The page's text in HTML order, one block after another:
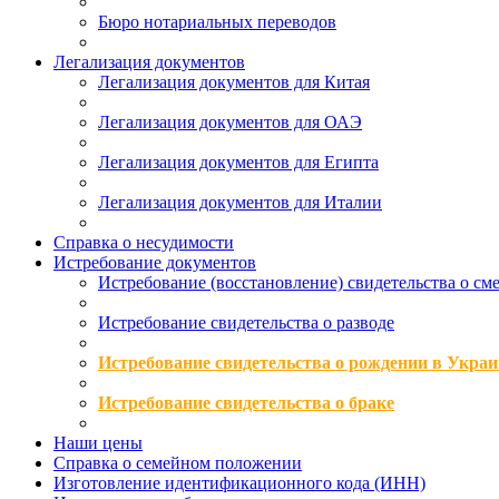
Бюро нотариальных переводов
Легализация документов
Легализация документов для Китая
Легализация документов для ОАЭ
Легализация документов для Египта
Легализация документов для Италии
Справка о несудимости
Истребование документов
Истребование (восстановление) свидетельства о
Истребование свидетельства о разводе
Истребование свидетельства о рождении в
Истребование свидетельства о браке
Наши цены
Справка о семейном положении
Изготовление идентификационного кода (ИНН)